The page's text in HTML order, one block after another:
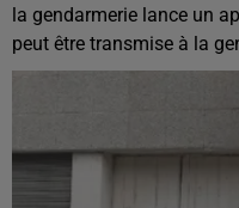
la gendarmerie lance un
peut être transmise à la